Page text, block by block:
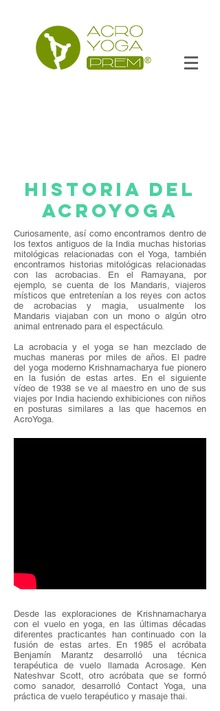
HISTORIA del
acroyoga
Curiosamente, así como encontramos dentro de
los textos antiguos de la India muchas historias
mitológicas relacionadas con el Yoga, también
encontramos historias mitológicas relacionadas
con las acrobacias. En el Ramayana, por
ejemplo, se cuenta de los Mandaris, viajeros
místicos que entretenían a los reyes con actos
de acrobacias y magia, usualmente los
Mandaris viajaban con un mono o algún otro
animal entrenado para el espectáculo.
La acrobacia y el yoga se han mezclado de
muchas maneras por miles de años. El padre
del yoga moderno Krishnamacharya fue pionero
en la fusión de estas artes. En el siguiente
vídeo de 1938 se ve al maestro en uno de sus
viajes por India haciendo exhibiciones con niños
en posturas similares a las que hacemos en
AcroYoga.
Desde las exploraciones de Krishnamacharya
con el vuelo en yoga, en las últimas décadas
diferentes practicantes han continuado con la
fusión de estas artes. En 1985 el acróbata
Benjamín Marantz desarrolló una técnica
terapéutica de vuelo llamada Acrosage. Ken
Nateshvar Scott, otro acróbata que se formó
como sanador, desarrolló Contact Yoga, una
práctica de vuelo terapéutico y masaje thai.